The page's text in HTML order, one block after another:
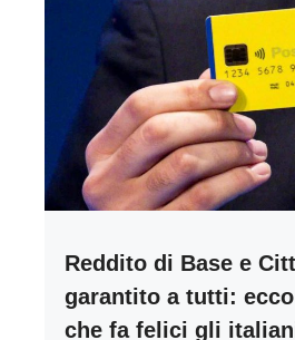
Reddito di Base e
garantito a tutti:
che fa felici gli